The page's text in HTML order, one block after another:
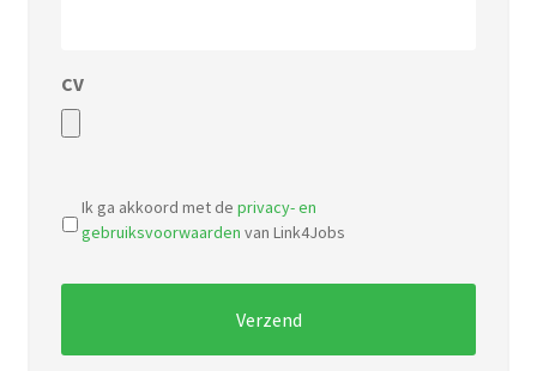
CV
types:
pdf,
doc.
Ik ga akkoord met de privacy- en
gebruiksvoorwaarden van Link4Jobs